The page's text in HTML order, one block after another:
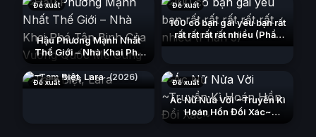
Đề xuất
Hậu Phương Mạnh Nhất
Thế Giới – Nhà Khai Phá
Tân Binh Của Vương Quốc
Mê Cung (2026)
Đề xuất
100 cô bạn gái yêu bạn rất
rất rất rất rất nhiều (Phần
3) (2023)
Đề xuất
Tạm Biệt, Lara (2026) Đề xuất
Ác Nữ Nửa Vời ~Truyền Kì
Hoán Hồn Đổi Xác~